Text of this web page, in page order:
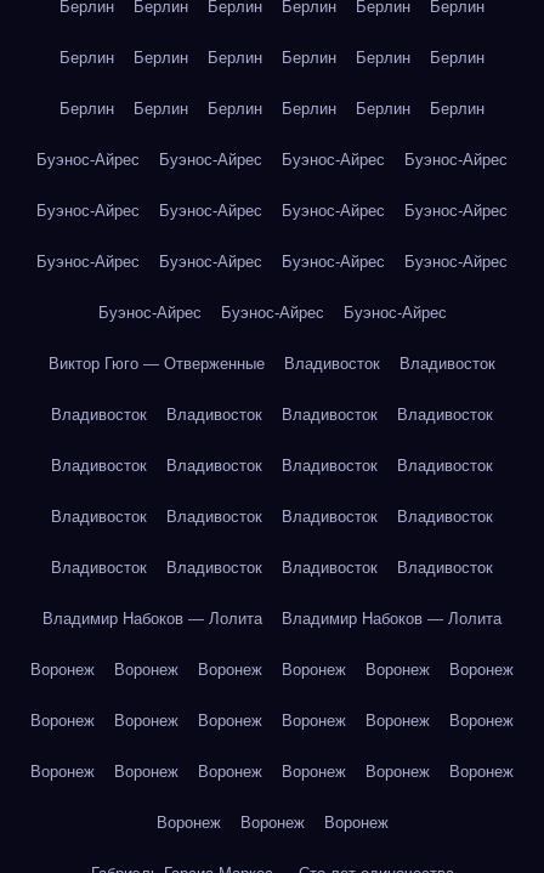
Берлин Берлин Берлин Берлин Берлин Берлин
Берлин Берлин Берлин Берлин Берлин Берлин
Берлин Берлин Берлин Берлин Берлин Берлин
Буэнос-Айрес Буэнос-Айрес Буэнос-Айрес Буэнос-Айрес
Буэнос-Айрес Буэнос-Айрес Буэнос-Айрес Буэнос-Айрес
Буэнос-Айрес Буэнос-Айрес Буэнос-Айрес Буэнос-Айрес
Буэнос-Айрес Буэнос-Айрес Буэнос-Айрес
Виктор Гюго — Отверженные Владивосток Владивосток
Владивосток Владивосток Владивосток Владивосток
Владивосток Владивосток Владивосток Владивосток
Владивосток Владивосток Владивосток Владивосток
Владивосток Владивосток Владивосток Владивосток
Владимир Набоков — Лолита Владимир Набоков — Лолита
Воронеж Воронеж Воронеж Воронеж Воронеж Воронеж
Воронеж Воронеж Воронеж Воронеж Воронеж Воронеж
Воронеж Воронеж Воронеж Воронеж Воронеж Воронеж
Воронеж Воронеж Воронеж